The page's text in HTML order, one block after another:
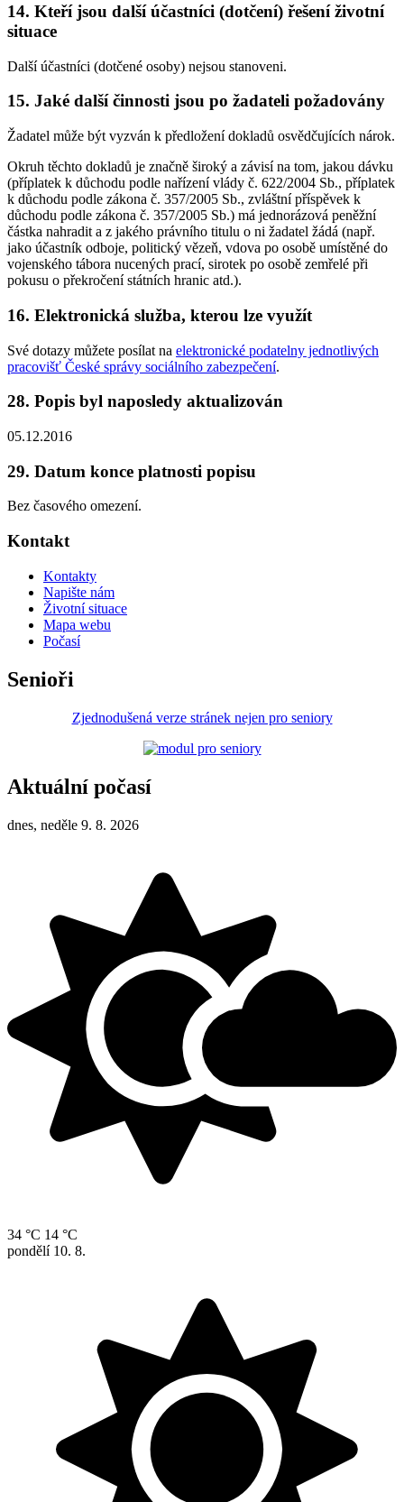
14. Kteří jsou další účastníci (dotčení) řešení životní
situace
Další účastníci (dotčené osoby) nejsou stanoveni.
15. Jaké další činnosti jsou po žadateli požadovány
Žadatel může být vyzván k předložení dokladů osvědčujících nárok.
Okruh těchto dokladů je značně široký a závisí na tom, jakou dávku
(příplatek k důchodu podle nařízení vlády č. 622/2004 Sb., příplatek
k důchodu podle zákona č. 357/2005 Sb., zvláštní příspěvek k
důchodu podle zákona č. 357/2005 Sb.) má jednorázová peněžní
částka nahradit a z jakého právního titulu o ni žadatel žádá (např.
jako účastník odboje, politický vězeň, vdova po osobě umístěné do
vojenského tábora nucených prací, sirotek po osobě zemřelé při
pokusu o překročení státních hranic atd.).
16. Elektronická služba, kterou lze využít
Své dotazy můžete posílat na elektronické podatelny jednotlivých
pracovišť České správy sociálního zabezpečení.
28. Popis byl naposledy aktualizován
05.12.2016
29. Datum konce platnosti popisu
Bez časového omezení.
Kontakt
Kontakty
Napište nám
Životní situace
Mapa webu
Počasí
Senioři
Zjednodušená verze stránek nejen pro seniory
Aktuální počasí
dnes, neděle 9. 8. 2026
34 °C 14 °C
pondělí 10. 8.